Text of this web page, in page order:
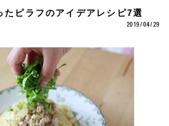
たピラフのアイデアレシピ7選
2019/04/29